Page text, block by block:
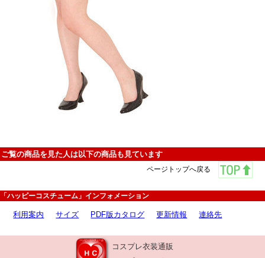
ご覧の商品を見た人は以下の商品も見ています
ページトップへ戻る
「ハッピーコスチューム」インフォメーション
利用案内 サイズ PDF版カタログ 更新情報 連絡先
コスプレ衣装通販